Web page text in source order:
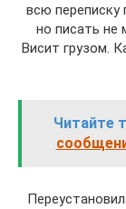
всю переписку
но писать не
Висит грузом.
Читайте